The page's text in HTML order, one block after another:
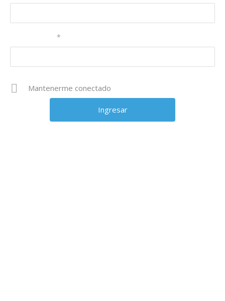
*
Mantenerme conectado